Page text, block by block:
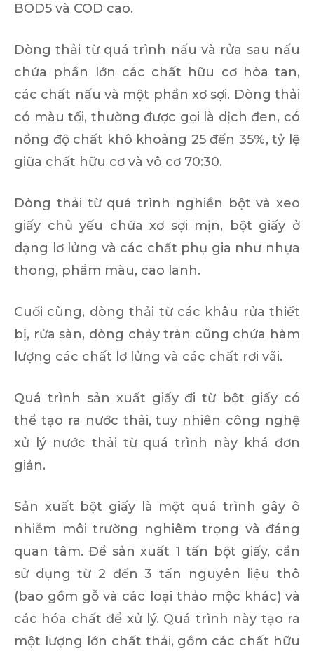
BOD5 và COD cao.
Dòng thải từ quá trình nấu và rửa sau nấu
chứa phần lớn các chất hữu cơ hòa tan,
các chất nấu và một phần xơ sợi. Dòng thải
có màu tối, thường được gọi là dịch đen, có
nồng độ chất khô khoảng 25 đến 35%, tỷ lệ
giữa chất hữu cơ và vô cơ 70:30.
Dòng thải từ quá trình nghiền bột và xeo
giấy chủ yếu chứa xơ sợi mịn, bột giấy ở
dạng lơ lửng và các chất phụ gia như nhựa
thong, phẩm màu, cao lanh.
Cuối cùng, dòng thải từ các khâu rửa thiết
bị, rửa sàn, dòng chảy tràn cũng chứa hàm
lượng các chất lơ lửng và các chất rơi vãi.
Quá trình sản xuất giấy đi từ bột giấy có
thể tạo ra nước thải, tuy nhiên công nghệ
xử lý nước thải từ quá trình này khá đơn
giản.
Sản xuất bột giấy là một quá trình gây ô
nhiễm môi trường nghiêm trọng và đáng
quan tâm. Để sản xuất 1 tấn bột giấy, cần
sử dụng từ 2 đến 3 tấn nguyên liệu thô
(bao gồm gỗ và các loại thảo mộc khác) và
các hóa chất để xử lý. Quá trình này tạo ra
một lượng lớn chất thải, gồm các chất hữu